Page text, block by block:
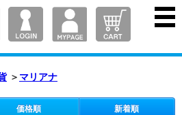
＞ マリアナ
価格順 新着順